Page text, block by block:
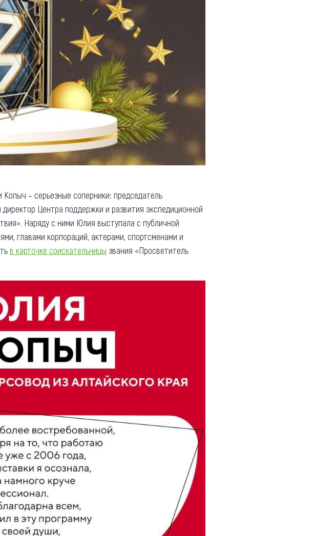
– серьезные соперники: председатель
Центра поддержки и развития экспедиционной
Наряду с ними Юлия выступала с публичной
главами корпораций, актерами, спортсменами и
в карточке соискательницы звания «Просветитель